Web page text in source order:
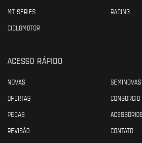
MT SERIES
RACING
CICLOMOTOR
ACESSO RÁPIDO
NOVAS
SEMINOVAS
OFERTAS
CONSÓRCIO
PEÇAS
REVISÃO
CONTATO